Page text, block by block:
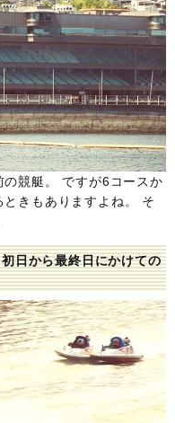
競艇。 ですが6コースか
きもありますよね。 そ
日から最終日にかけての